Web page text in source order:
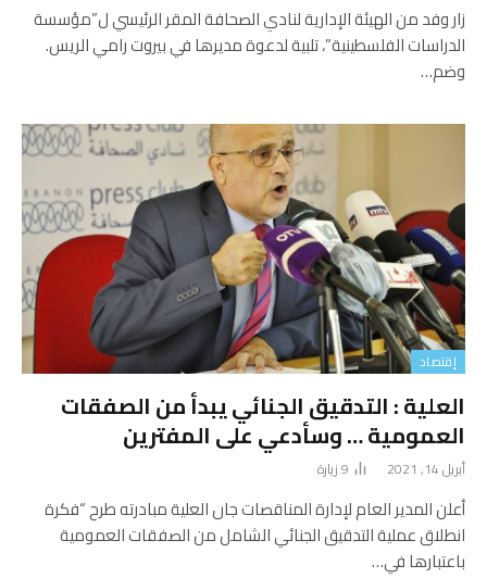
زار وفد من الهيئة الإدارية لنادي الصحافة المقر الرئيسي ل”مؤسسة
الدراسات الفلسطينية”، تلبية لدعوة مديرها في بيروت رامي الريس.
وضم…
إقتصاد
العلية : التدقيق الجنائي يبدأ من الصفقات
العمومية … وسأدعي على المفترين
أبريل 14, 2021 9زيارة
أعلن المدير العام لإدارة المناقصات جان العلية مبادرته طرح “فكرة
انطلاق عملية التدقيق الجنائي الشامل من الصفقات العمومية
باعتبارها في…